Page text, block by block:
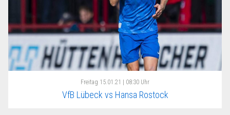
Freitag 15.01.21 | 08:30 Uhr
VfB Lübeck vs Hansa Rostock